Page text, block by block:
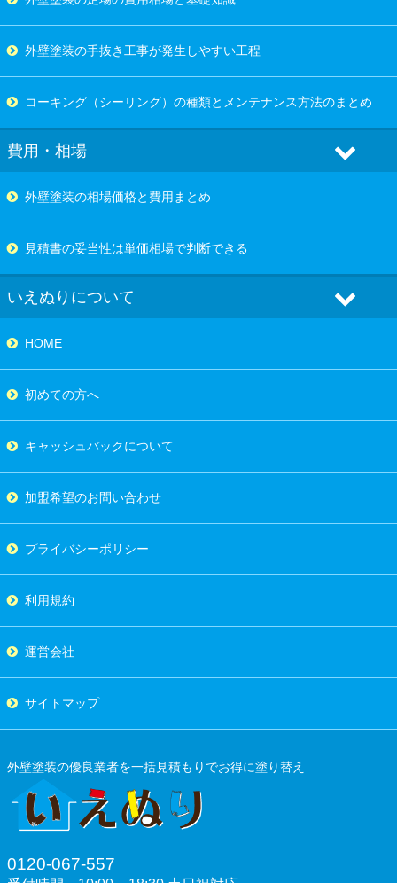
外壁塗装の手抜き工事が発生しやすい工程
コーキング（シーリング）の種類とメンテナンス方法のまとめ
費用・相場
外壁塗装の相場価格と費用まとめ
見積書の妥当性は単価相場で判断できる
いえぬりについて
HOME
初めての方へ
キャッシュバックについて
加盟希望のお問い合わせ
プライバシーポリシー
利用規約
運営会社
サイトマップ
外壁塗装の優良業者を一括見積もりでお得に塗り替え
0120-067-557